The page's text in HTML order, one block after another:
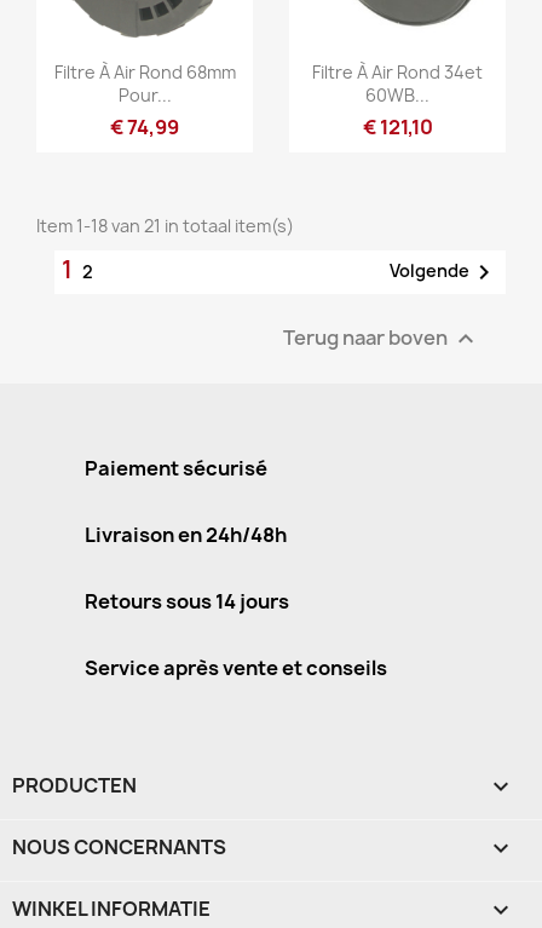
 Snel bekijken
Filtre À Air Rond 68mm
Pour...
€ 74,99
Snel bekijken
Filtre À Air Rond 34et
60WB...
€ 121,10
Item 1-18 van 21 in totaal item(s)
1 2 Volgende 
Terug naar boven 
Paiement sécurisé
Livraison en 24h/48h
Retours sous 14 jours
Service après vente et conseils
PRODUCTEN 
NOUS CONCERNANTS 
WINKEL INFORMATIE keyboard_arrow_down